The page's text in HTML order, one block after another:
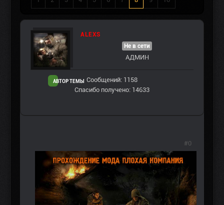
ALEXS
АВТОР ТЕМЫ
Не в сети
АДМИН
Сообщений: 1158
Спасибо получено: 14633
#0